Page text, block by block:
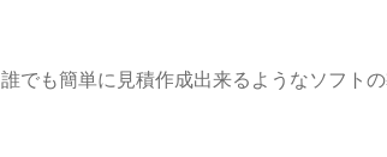
誰でも簡単に見積作成出来るようなソフトの